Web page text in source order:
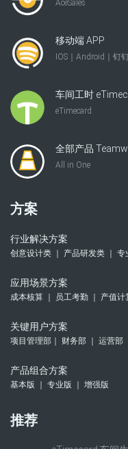
AceSales
移动端 APP
IOS｜Android｜钉
车间工时
eTimecard
全部产品
All in One
方案
行业解决方案
创意设计类 ｜ 产品研发类 ｜ 专
应用场景方案
成本核算 ｜ 员工考勤 ｜ 产值计
关键用户方案
项目管理部｜ 财务部 ｜ 运营部
产品组合方案
基本版 ｜ 专业版 ｜ 增强版
推荐